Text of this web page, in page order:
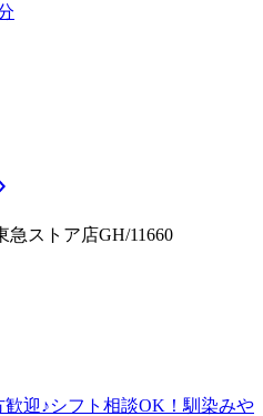
急ストア店GH/11660
迎♪シフト相談OK！馴染みや